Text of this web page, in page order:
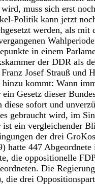
wird, muss sich erst
Politik kann jetzt
werden, als
in einem
der DDR als
Josef Strauß und
hinzu kommt: Wann
ein Gesetz dieser
diese sofort und
gebraucht wird, im
ist ein vergleichender
der drei
hatte 447
die oppositionelle
Die
die drei